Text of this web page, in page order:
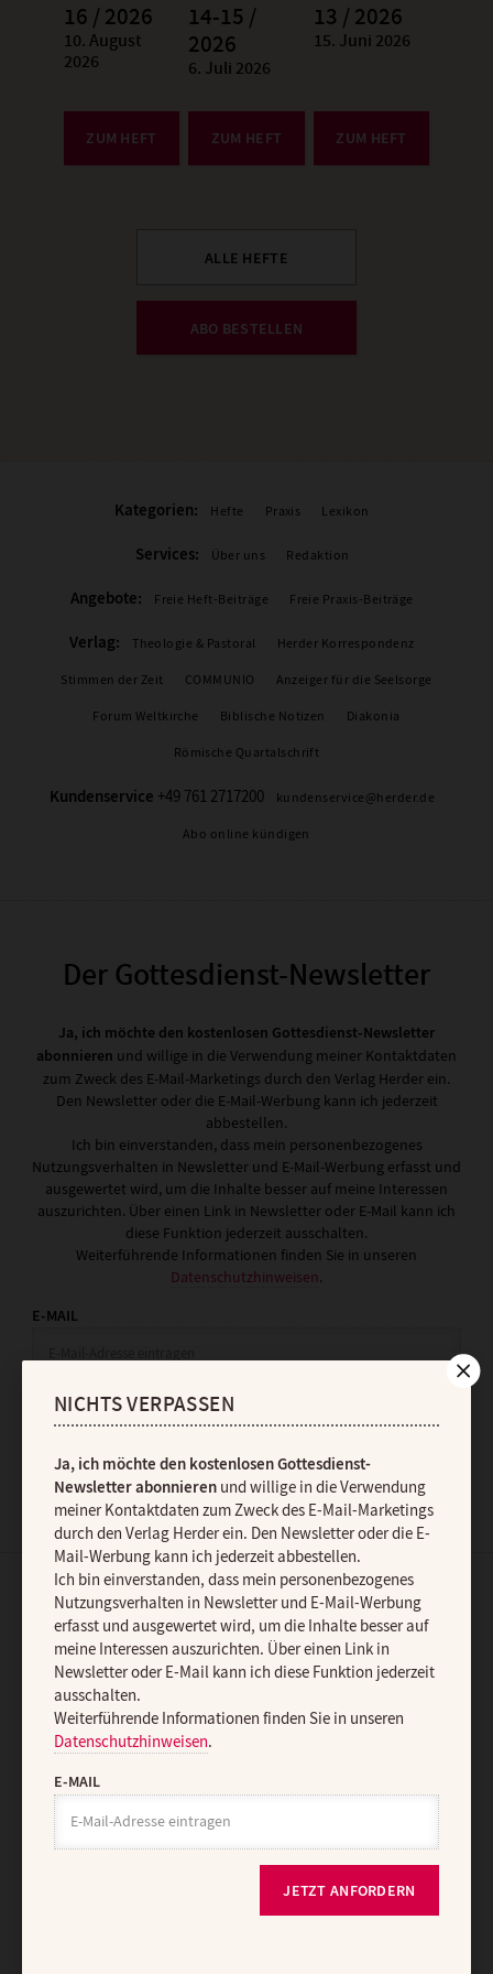
16 / 2026
:
10. August
2026
ZUM HEFT
14-15 /
2026
:
6. Juli 2026
ZUM HEFT
13 / 2026
:
15. Juni 2026
ZUM HEFT
ALLE HEFTE
ABO BESTELLEN
Kategorien: Hefte Praxis Lexikon
Services: Über uns Redaktion
Angebote: Freie Heft-Beiträge Freie Praxis-Beiträge
Verlag: Theologie & Pastoral Herder Korrespondenz
Stimmen der Zeit COMMUNIO Anzeiger für die Seelsorge
Forum Weltkirche Biblische Notizen Diakonia
Römische Quartalschrift
Kundenservice +49 761 2717200 kundenservice@herder.de
Abo online kündigen
Der Gottesdienst-Newsletter
Ja, ich möchte den kostenlosen Gottesdienst-Newsletter
abonnieren und willige in die Verwendung meiner Kontaktdaten
zum Zweck des E-Mail-Marketings durch den Verlag Herder ein.
Den Newsletter oder die E-Mail-Werbung kann ich jederzeit
abbestellen.
Ich bin einverstanden, dass mein personenbezogenes
Nutzungsverhalten in Newsletter und E-Mail-Werbung erfasst und
ausgewertet wird, um die Inhalte besser auf meine Interessen
auszurichten. Über einen Link in Newsletter oder E-Mail kann ich
diese Funktion jederzeit ausschalten.
Weiterführende Informationen finden Sie in unseren
Datenschutzhinweisen.
E-MAIL
JETZT ANMELDEN
AGB und Widerrufsbelehrung Datenschutz Barrierefreiheit
Impressum
Vertrag widerrufen
NICHTS VERPASSEN
Ja, ich möchte den kostenlosen Gottesdienst-
Newsletter abonnierenund willige in die Verwendung
meiner Kontaktdaten zum Zweck des E-Mail-Marketings
durch den Verlag Herder ein. Den Newsletter oder die E-
Mail-Werbung kann ich jederzeit abbestellen.
Ich bin einverstanden, dass mein personenbezogenes
Nutzungsverhalten in Newsletter und E-Mail-Werbung
erfasst und ausgewertet wird, um die Inhalte besser auf
meine Interessen auszurichten. Über einen Link in
Newsletter oder E-Mail kann ich diese Funktion jederzeit
ausschalten.
Weiterführende Informationen finden Sie in unseren
Datenschutzhinweisen.
E-MAIL
JETZT ANFORDERN